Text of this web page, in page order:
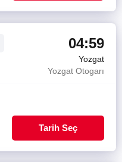
04:59
Yozgat
Yozgat Otogarı
Tarih Seç